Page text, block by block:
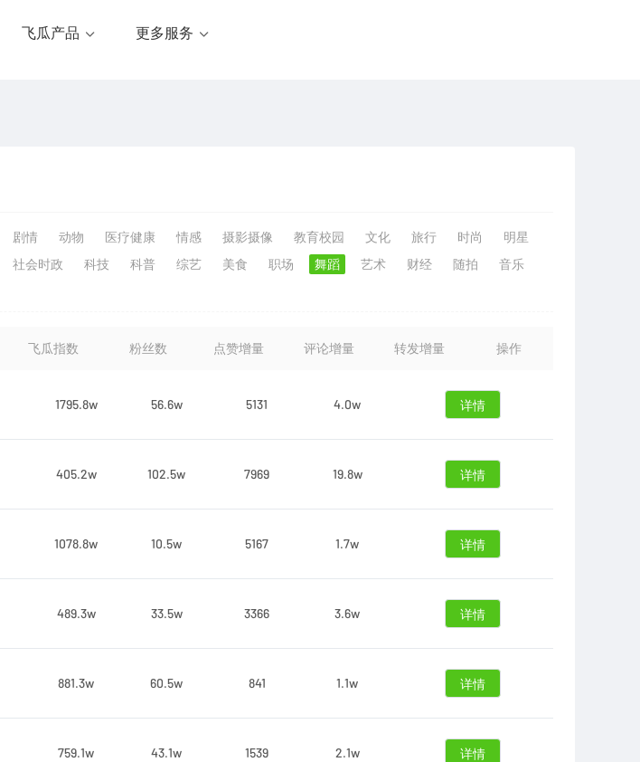
飞瓜产品 更多服务
剧情 动物 医疗健康 情感 摄影摄像 教育校园 文化 旅行 时尚
明星
社会时政 科技 科普 综艺 美食 职场 舞蹈 艺术 财经 随拍
音乐
飞瓜指数 粉丝数 点赞增量 评论增量 转发增量 操作
1795.8w 56.6w 5131 4.0w 详情
405.2w 102.5w 7969 19.8w 详情
1078.8w 10.5w 5167 1.7w 详情
489.3w 33.5w 3366 3.6w 详情
881.3w 60.5w 841 1.1w 详情
759.1w 43.1w 1539 2.1w 详情